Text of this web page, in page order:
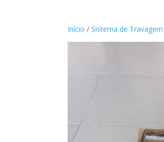
Início /Sistema de Travagem